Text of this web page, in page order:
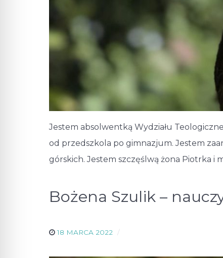
Jestem absolwentką Wydziału
od przedszkola po gimnazjum. Jestem
górskich. Jestem szczęślwą żona Piotrka i
Bożena Szulik –
18 MARCA 2022